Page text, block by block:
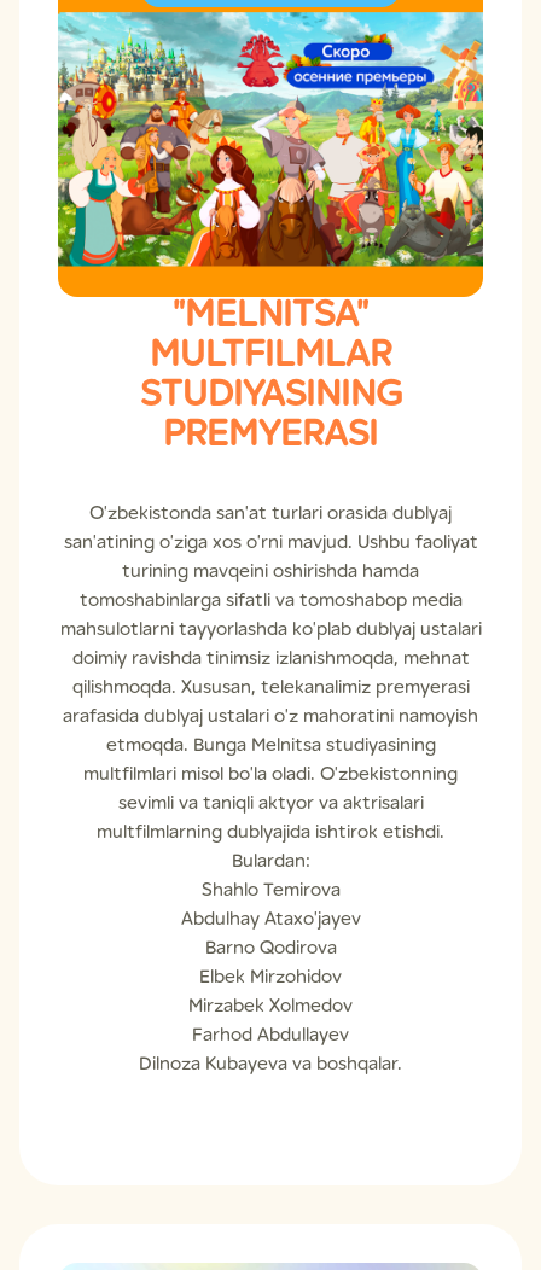
"MELNITSA"
MULTFILMLAR
STUDIYASINING
PREMYERASI
O'zbekistonda san'at turlari orasida dublyaj
san'atining o'ziga xos o'rni mavjud. Ushbu faoliyat
turining mavqeini oshirishda hamda
tomoshabinlarga sifatli va tomoshabop media
mahsulotlarni tayyorlashda ko'plab dublyaj ustalari
doimiy ravishda tinimsiz izlanishmoqda, mehnat
qilishmoqda. Xususan, telekanalimiz premyerasi
arafasida dublyaj ustalari o'z mahoratini namoyish
etmoqda. Bunga Melnitsa studiyasining
multfilmlari misol bo'la oladi. O'zbekistonning
sevimli va taniqli aktyor va aktrisalari
multfilmlarning dublyajida ishtirok etishdi.
Bulardan:
Shahlo Temirova
Abdulhay Ataxo'jayev
Barno Qodirova
Elbek Mirzohidov
Mirzabek Xolmedov
Farhod Abdullayev
Dilnoza Kubayeva va boshqalar.